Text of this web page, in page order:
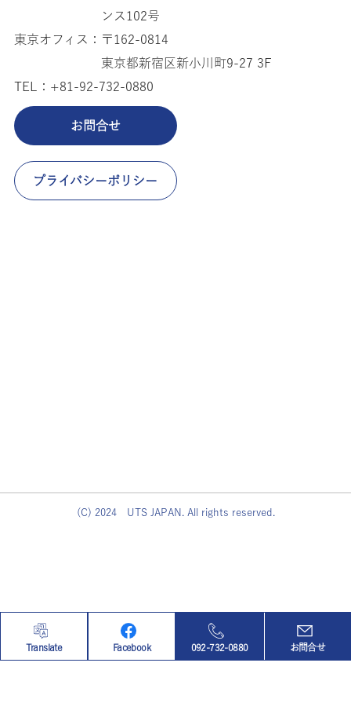
ンス102号
東京オフィス： 〒162-0814
東京都新宿区新小川町9-27 3F
TEL： +81-92-732-0880
お問合せ
プライバシーポリシー
(C) 2024 UTS JAPAN. All rights reserved.
Translate Facebook 092-732-0880 お問合せ